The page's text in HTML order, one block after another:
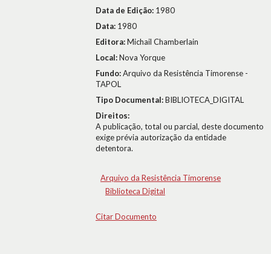
Data de Edição: 1980
Data: 1980
Editora:Michail Chamberlain
Local:Nova Yorque
Fundo:Arquivo da Resistência Timorense -
TAPOL
Tipo Documental:BIBLIOTECA_DIGITAL
Direitos:
A publicação, total ou parcial, deste documento
exige prévia autorização da entidade
detentora.
Arquivo da Resistência Timorense
Biblioteca Digital
Citar Documento